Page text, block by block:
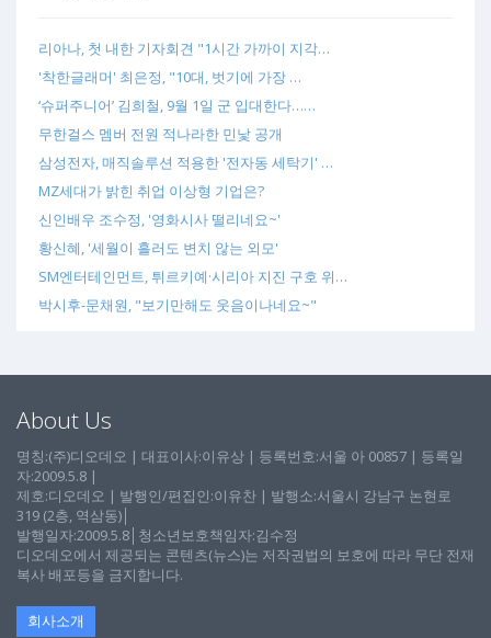
리아나, 첫 내한 기자회견 "1시간 가까이 지각…
'착한글래머' 최은정, "10대, 벗기에 가장 …
‘슈퍼주니어’ 김희철, 9월 1일 군 입대한다……
무한걸스 멤버 전원 적나라한 민낯 공개
삼성전자, 매직솔루션 적용한 '전자동 세탁기' …
MZ세대가 밝힌 취업 이상형 기업은?
신인배우 조수정, '영화시사 떨리네요~'
황신혜, '세월이 흘러도 변치 않는 외모'
SM엔터테인먼트, 튀르키예·시리아 지진 구호 위…
박시후-문채원, "보기만해도 웃음이나네요~"
About Us
명칭:(주)디오데오 | 대표이사:이유상 | 등록번호:서울 아 00857 | 등록일
자:2009.5.8 |
제호:디오데오 | 발행인/편집인:이유찬 | 발행소:서울시 강남구 논현로
319 (2층, 역삼동)│
발행일자:2009.5.8│청소년보호책임자:김수정
디오데오에서 제공되는 콘텐츠(뉴스)는 저작권법의 보호에 따라 무단 전재
복사 배포등을 금지합니다.
회사소개